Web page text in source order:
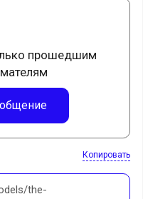
прошедшим
Копировать
the-